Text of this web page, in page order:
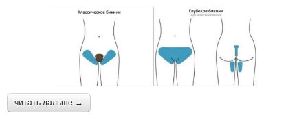
читать дальше →